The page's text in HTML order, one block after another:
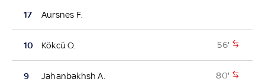
17 Aursnes F.
10 Kökcü O. 56'
9 Jahanbakhsh A. 80'